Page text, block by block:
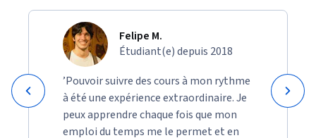
Felipe M.
Étudiant(e) depuis 2018
’Pouvoir suivre des cours à mon rythme
à été une expérience extraordinaire. Je
peux apprendre chaque fois que mon
emploi du temps me le permet et en